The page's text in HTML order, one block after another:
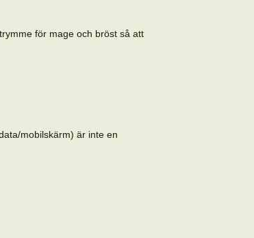
för mage och bröst så att
mobilskärm) är inte en